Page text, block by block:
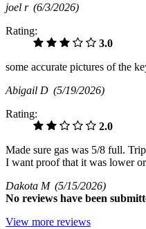
joel r (6/3/2026)
Rating:
3.0
some accurate pictures of the
Abigail D (5/19/2026)
Rating:
2.0
Made sure gas was 5/8 full.
I want proof that it was lower
Dakota M (5/15/2026)
No reviews have been
View more reviews